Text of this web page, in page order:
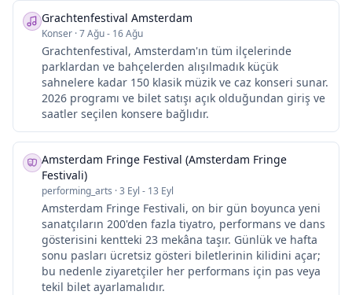
Grachtenfestival Amsterdam
Konser ·7 Ağu - 16 Ağu
Grachtenfestival, Amsterdam'ın tüm ilçelerinde
parklardan ve bahçelerden alışılmadık küçük
sahnelere kadar 150 klasik müzik ve caz konseri sunar.
2026 programı ve bilet satışı açık olduğundan giriş ve
saatler seçilen konsere bağlıdır.
Amsterdam Fringe Festival (Amsterdam Fringe
Festivali)
performing_arts ·3 Eyl - 13 Eyl
Amsterdam Fringe Festivali, on bir gün boyunca yeni
sanatçıların 200'den fazla tiyatro, performans ve dans
gösterisini kentteki 23 mekâna taşır. Günlük ve hafta
sonu pasları ücretsiz gösteri biletlerinin kilidini açar;
bu nedenle ziyaretçiler her performans için pas veya
tekil bilet ayarlamalıdır.